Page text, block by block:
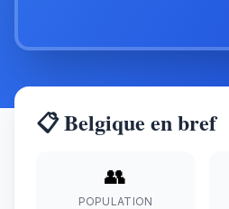
📋 Belgique en bref
👥
POPULATION